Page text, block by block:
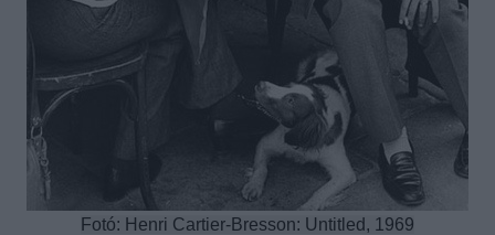
Fotó: Henri Cartier-Bresson: Untitled, 1969